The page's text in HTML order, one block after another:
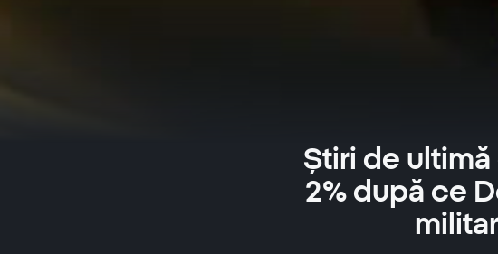
Știri de
2% după ce